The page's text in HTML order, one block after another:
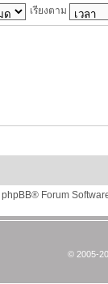
เรียงตาม
phpBB® Forum
© 2005-